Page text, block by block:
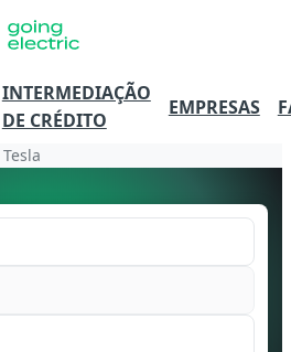
INTERMEDIAÇÃO
DE CRÉDITO
EMPRESAS
Tesla